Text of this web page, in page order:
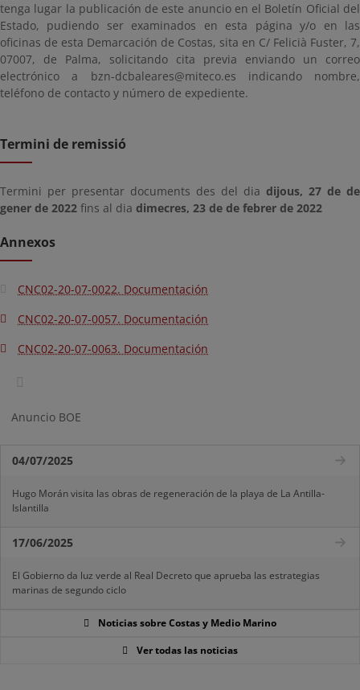
tenga lugar la publicación de este anuncio en el Boletín Oficial del
Estado, pudiendo ser examinados en esta página y/o en las
oficinas de esta Demarcación de Costas, sita en C/ Felicià Fuster, 7,
07007, de Palma, solicitando cita previa enviando un correo
electrónico a bzn-dcbaleares@miteco.es indicando nombre,
teléfono de contacto y número de expediente.
Termini de remissió
Termini per presentar documents des del dia dijous, 27 de de
gener de 2022 fins al dia dimecres, 23 de de febrer de 2022
Annexos
CNC02-20-07-0022. Documentación
CNC02-20-07-0057. Documentación
CNC02-20-07-0063. Documentación
Anuncio BOE
04/07/2025
Hugo Morán visita las obras de regeneración de la playa de La Antilla-
Islantilla
17/06/2025
El Gobierno da luz verde al Real Decreto que aprueba las estrategias
marinas de segundo ciclo
Noticias sobre Costas y Medio Marino
Ver todas las noticias